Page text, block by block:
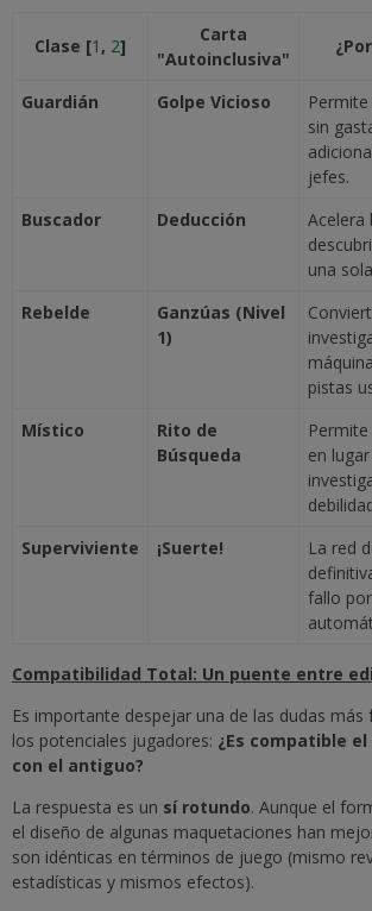
Clase [1 , 2]
Carta
"Autoinclusiva"
Guardián Golpe Vicioso
sin
jefes.
Buscador
Deducción
Acelera
una
Rebelde
Ganzúas (Nivel
1)
pistas
Místico
Rito de
Búsqueda
en
Superviviente
¡Suerte!
La red
fallo
Compatibilidad Total: Un puente entre
Es importante despejar una de las dudas más
los potenciales jugadores: ¿Es compatible
con el antiguo?
La respuesta es un sí rotundo. Aunque el
el diseño de algunas maquetaciones han
son idénticas en términos de juego (mismo
estadísticas y mismos efectos).